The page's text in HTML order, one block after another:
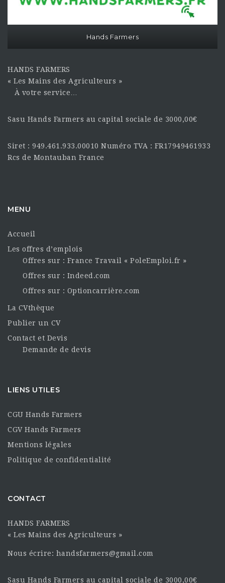
Hands Farmers
HANDS FARMERS
« Les Mains des Agriculteurs »
À votre service…
Sasu Hands Farmers au capital sociale de 3000,00€
Siret : 949.461.933.00010 Numéro TVA : FR17949461933
Rcs de Montauban France
MENU
Accueil
Les offres d’emplois
Offres sur : France Travail « PoleEmploi.fr »
Offres sur : Indeed.com
Offres sur : Optioncarrière.com
La CVthèque
Publier un CV
Contact et Devis
Demande de devis
LIENS UTILES
CGU Hands Farmers
CGV Hands Farmers
Mentions légales
Politique de confidentialité
CONTACT
HANDS FARMERS
« Les Mains des Agriculteurs »
Nous écrire: handsfarmers@gmail.com
Sasu Hands Farmers au capital sociale de 3000,00€